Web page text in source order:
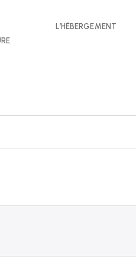
L’HÉBERGEMENT